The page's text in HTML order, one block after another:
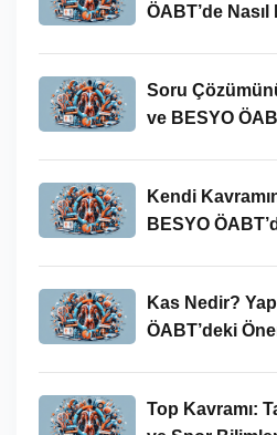
ÖABT’de
Soru
ve BESYO
Kendi
BESYO
Kas Nedir?
ÖABT’deki
Top Kavramı: